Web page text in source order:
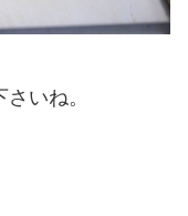
いね。